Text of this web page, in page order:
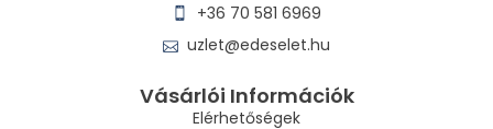
+36 70 581 6969
uzlet@edeselet.hu
Vásárlói Információk
Elérhetőségek